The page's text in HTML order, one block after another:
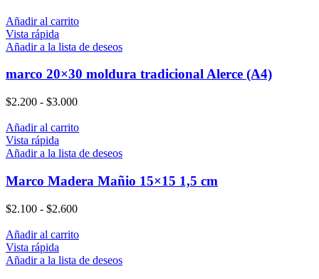
Añadir al carrito
Vista rápida
Añadir a la lista de deseos
marco 20×30 moldura tradicional Alerce (A4)
$2.200 - $3.000
Añadir al carrito
Vista rápida
Añadir a la lista de deseos
Marco Madera Mañio 15×15 1,5 cm
$2.100 - $2.600
Añadir al carrito
Vista rápida
Añadir a la lista de deseos